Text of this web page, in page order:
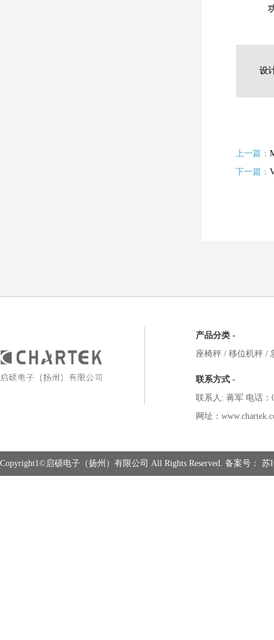
设
上一篇：
下一篇：
产品分类 -
座椅秤 / 移位机秤 /
联系方式 -
联系人: 蒋军 电话：
网址：
Copyright1©启硕电子（扬州）有限公司 All Rights Reserved. 备案号： 苏